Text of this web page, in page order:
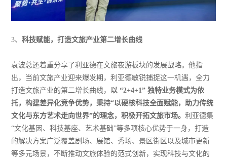
3、科技赋能，打造文旅产业第二增长曲线
袁波总还着重分享了利亚德在文旅夜游板块的发展战略。他指
出，当前文旅产业迎来爆发期，利亚德敏锐捕捉这一机遇，全力
打造文旅产业的第二增长曲线， 以 “2+4+1” 独特业务模式为依
托，构建差异化竞争优势，秉持“以硬核科技全面赋能，助力传统
文化与东方艺术走向世界”的理念，积极开拓文旅市场。利亚德集
“文化基因、科技基座、艺术基础”等多项核心优势于一身，打造
的解决方案广泛覆盖剧场、展馆、秀场、景区街区以及城市更新
等多元场景，不断推动文旅体验的范式创新，实现科技与文化的